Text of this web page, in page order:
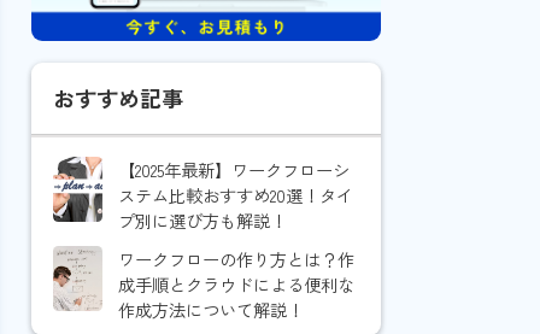
おすすめ記事
【2025年最新】ワークフローシ
ステム比較おすすめ20選！タイ
プ別に選び方も解説！